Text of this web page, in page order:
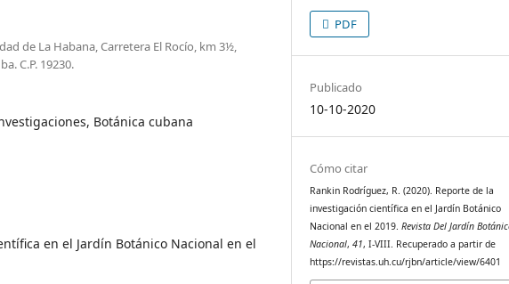
de La Habana, Carretera El Rocío, km 3½,
C.P. 19230.
Botánica cubana
en el Jardín Botánico Nacional en el
PDF
Publicado
10-10-2020
Cómo citar
Rankin Rodríguez, R. (2020). Reporte de la
investigación científica en el Jardín Botánico
Nacional en el 2019.Revista Del Jardín
Nacional,41, I-VIII. Recuperado a partir de
https://revistas.uh.cu/rjbn/article/view/6401